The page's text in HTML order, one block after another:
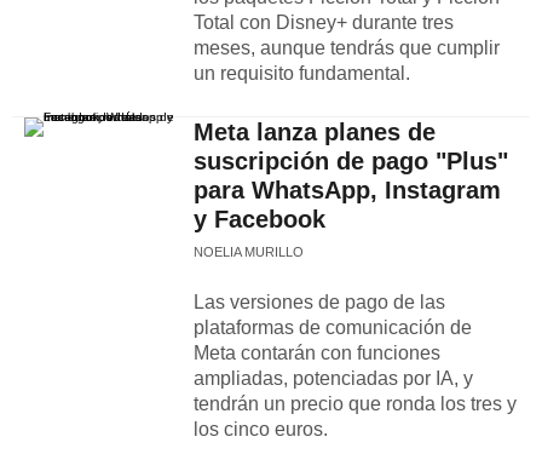
Total con Disney+ durante tres
meses, aunque tendrás que cumplir
un requisito fundamental.
Meta lanza planes de
suscripción de pago "Plus"
para WhatsApp, Instagram
y Facebook
NOELIA MURILLO
Las versiones de pago de las
plataformas de comunicación de
Meta contarán con funciones
ampliadas, potenciadas por IA, y
tendrán un precio que ronda los tres y
los cinco euros.